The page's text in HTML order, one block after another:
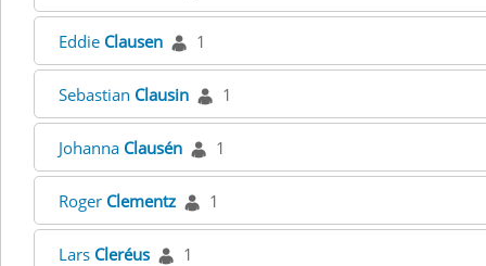
Eddie Clausen 1
Sebastian Clausin 1
Johanna Clausén 1
Roger Clementz 1
Lars Cleréus 1